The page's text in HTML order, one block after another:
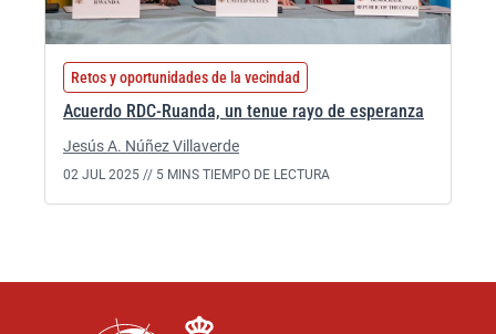
Retos y oportunidades de la vecindad
Acuerdo RDC-Ruanda, un tenue rayo de esperanza
Jesús A. Núñez Villaverde
02 JUL 2025 // 5 MINS TIEMPO DE LECTURA